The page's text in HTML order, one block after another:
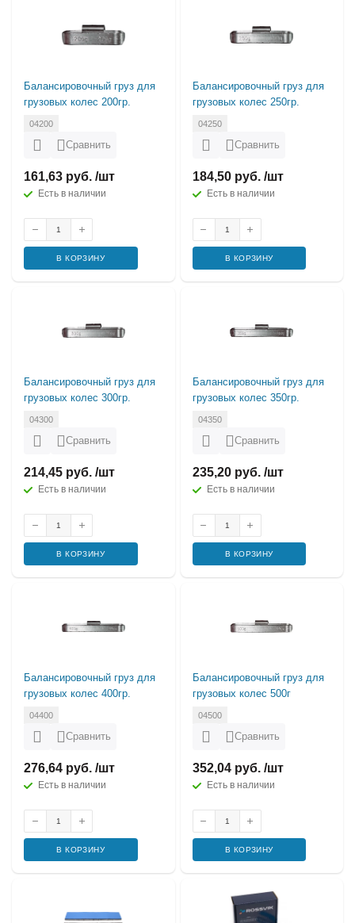
Балансировочный груз для
грузовых колес 200гр.
04200
Сравнить
161,63 руб. /шт
Есть в наличии
В КОРЗИНУ
Балансировочный груз для
грузовых колес 250гр.
04250
Сравнить
184,50 руб. /шт
Есть в наличии
В КОРЗИНУ
Балансировочный груз для
грузовых колес 300гр.
04300
Сравнить
214,45 руб. /шт
Есть в наличии
В КОРЗИНУ
Балансировочный груз для
грузовых колес 350гр.
04350
Сравнить
235,20 руб. /шт
Есть в наличии
В КОРЗИНУ
Балансировочный груз для
грузовых колес 400гр.
04400
Сравнить
276,64 руб. /шт
Есть в наличии
В КОРЗИНУ
Балансировочный груз для
грузовых колес 500г
04500
Сравнить
352,04 руб. /шт
Есть в наличии
В КОРЗИНУ